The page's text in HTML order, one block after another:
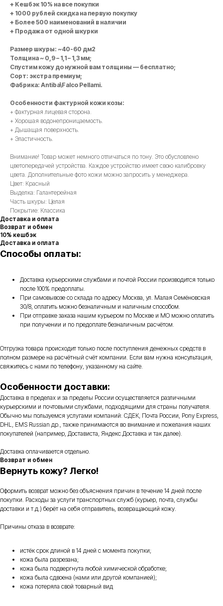
+ Кешбэк 10% на все покупки
+ 1000 рублей скидка на первую покупку
+ Более 500 наименований в наличии
+ Продажа от одной шкурки
Размер шкуры: ~40-60 дм2
Толщина ~ 0,9 – 1,1 – 1,3 мм;
Спустим кожу до нужной вам толщины — бесплатно;
Сорт: экстра премиум;
Фабрика: Antiba\Falco Pellami.
Особенности фактурной кожи козы:
+ Фактурная лицевая сторона.
+ Хорошая водонепроницаемость.
+ Дышащая поверхность.
+ Эластичность.
Внимание! Товар может немного отличаться по тону. Это обусловлено
цветопередачей устройства. Каждое устройство имеет свою калибровку
цвета. Дополнительные фото кожи можно запросить у менеджера.
Цвет: Красный
Выделка: Галантерейная
Часть шкуры: Целая
Покрытие: Классика
Доставка и оплата
Возврат и обмен
10% кешбэк
Доставка и оплата
Способы оплаты:
Доставка курьерскими службами и почтой России производится только
после 100% предоплаты.
При самовывозе со склада по адресу Москва, ул. Малая Семёновская
30/8, оплатить можно безналичным и наличным способом.
При отправке заказа нашим курьером по Москве и МО можно оплатить
при получении и по предоплате безналичным расчётом.
Отгрузка товара происходит только после поступления денежных средств в
полном размере на расчётный счёт компании. Если вам нужна консультация,
свяжитесь с нами по телефону, указанному на сайте.
Особенности доставки:
Доставка в пределах и за пределы России осуществляется различными
курьерскими и почтовыми службами, подходящими для страны получателя.
Обычно мы пользуемся услугами компаний: СДЕК, Почта России, Pony Express,
DHL, EMS Russian др., также принимаются во внимание и пожелания наших
покупателей (например, Достависта, Яндекс.Доставка и так далее).
Доставка оплачивается отдельно.
Возврат и обмен
Вернуть кожу? Легко!
Оформить возврат можно без объяснения причин в течение 14 дней после
покупки. Расходы за услуги транспортных служб (курьер, почта, службы
доставки и т.д.) берёт на себя отправитель, возвращающий кожу.
Причины отказа в возврате:
истёк срок длиной в 14 дней с момента покупки;
кожа была разрезана;
кожа была подвергнута любой химической обработке;
кожа была сдвоена (нами или другой компанией);
кожа потеряла свой товарный вид